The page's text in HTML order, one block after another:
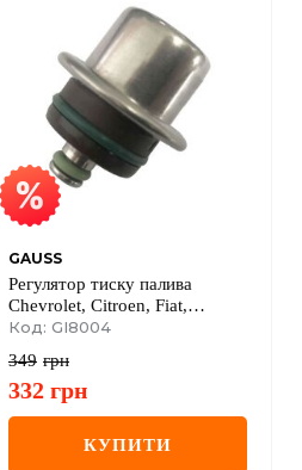
GAUSS
Регулятор тиску палива
Chevrolet, Citroen, Fiat,
Renault, Hyundai
Код: GI8004
349 грн
332 грн
КУПИТИ